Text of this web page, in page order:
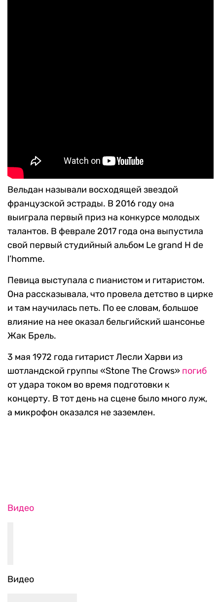
Вельдан называли восходящей звездой
французской эстрады. В 2016 году она
выиграла первый приз на конкурсе молодых
талантов. В феврале 2017 года она выпустила
свой первый студийный альбом Le grand H de
l’homme.
Певица выступала с пианистом и гитаристом.
Она рассказывала, что провела детство в цирке
и там научилась петь. По ее словам, большое
влияние на нее оказал бельгийский шансонье
Жак Брель.
3 мая 1972 года гитарист Лесли Харви из
шотландской группы «Stone The Crows» погиб
от удара током во время подготовки к
концерту. В тот день на сцене было много луж,
а микрофон оказался не заземлен.
Видео
Видео